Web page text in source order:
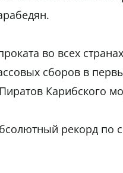
во всех
сборов в
Карибского
рекорд по